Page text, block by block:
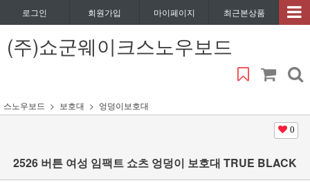
로그인 회원가입 마이페이지 최근본상품
(주)쇼군웨이크스노우보드
스노우보드 보호대 엉덩이보호대
0
2526 버튼 여성 임팩트 쇼츠 엉덩이 보호대 TRUE BLACK